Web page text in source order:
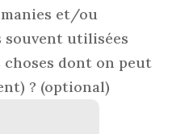
et/ou
souvent utilisées
dont on peut
? (optional)